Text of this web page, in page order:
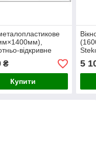
відкривне
(білий)
₴
Купити
5